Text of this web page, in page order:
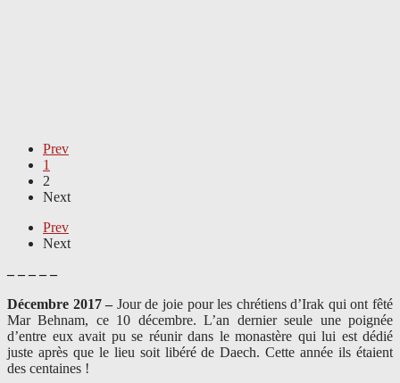
Prev
1
2
Next
Prev
Next
– – – – –
Décembre 2017 – Jour de joie pour les chrétiens d’Irak qui ont fêté
Mar Behnam, ce 10 décembre. L’an dernier seule une poignée
d’entre eux avait pu se réunir dans le monastère qui lui est dédié
juste après que le lieu soit libéré de Daech. Cette année ils étaient
des centaines !